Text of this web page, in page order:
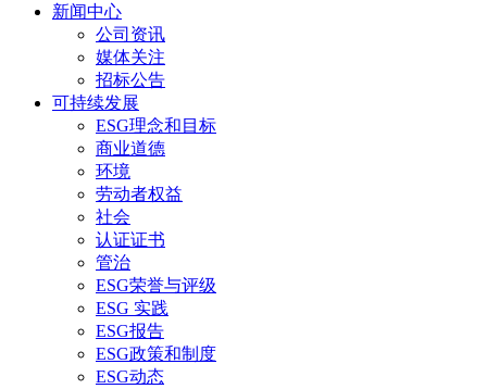
新闻中心
公司资讯
媒体关注
招标公告
可持续发展
ESG理念和目标
商业道德
环境
劳动者权益
社会
认证证书
管治
ESG荣誉与评级
ESG 实践
ESG报告
ESG政策和制度
ESG动态